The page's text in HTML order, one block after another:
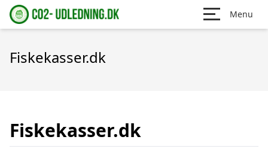
Menu
Fiskekasser.dk
Fiskekasser.dk